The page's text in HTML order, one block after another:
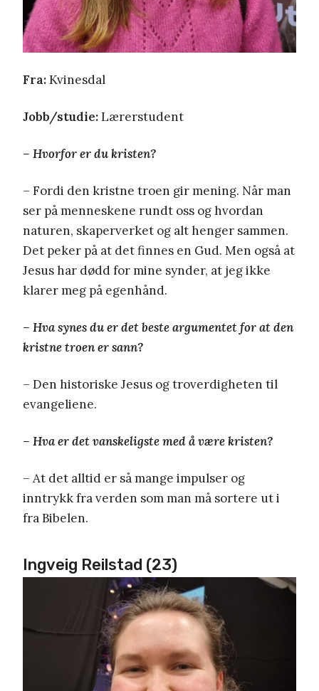
Fra:Kvinesdal
Jobb/studie:Lærerstudent
– Hvorfor er du kristen?
– Fordi den kristne troen gir mening. Når man
ser på menneskene rundt oss og hvordan
naturen, skaperverket og alt henger sammen.
Det peker på at det finnes en Gud. Men også at
Jesus har dødd for mine synder, at jeg ikke
klarer meg på egenhånd.
– Hva synes du er det beste argumentet for at den
kristne troen er sann?
– Den historiske Jesus og troverdigheten til
evangeliene.
– Hva er det vanskeligste med å være kristen?
– At det alltid er så mange impulser og
inntrykk fra verden som man må sortere ut i
fra Bibelen.
Ingveig Reilstad (23)